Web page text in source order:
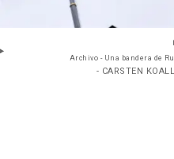
Archivo - Una bandera de
- CARSTEN